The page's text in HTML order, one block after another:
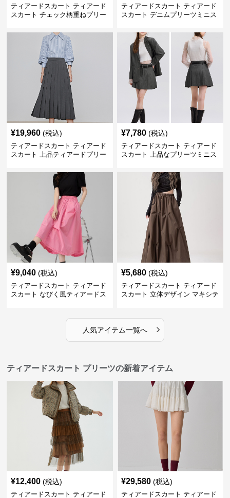
ティアードスカート ティアード
スカート チェック柄重ねプリー
ティアードスカート ティアード
スカート デニムプリーツミニス
¥19,960 (税込)
ティアードスカート ティアード
スカート 上品ティアードプリー
¥7,780 (税込)
ティアードスカート ティアード
スカート 上品なプリーツミニス
¥9,040 (税込)
ティアードスカート ティアード
スカート なびく風ティアードス
¥5,680 (税込)
ティアードスカート ティアード
スカート 立体デザイン マキシテ
人気アイテム一覧へ ›
ティアードスカート プリーツの新着アイテム
¥12,400 (税込)
ティアードスカート ティアード
¥29,580 (税込)
ティアードスカート ティアード